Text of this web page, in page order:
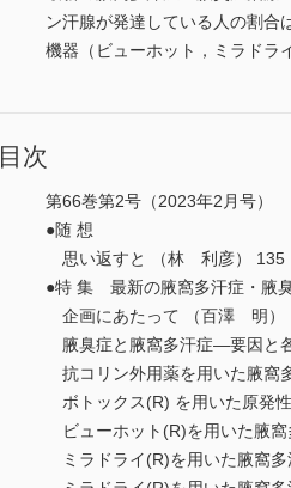
ン汗腺が発達している人の割合
機器（ビューホット，ミラドラ
目次
第66巻第2号（2023年2月号）
●随 想
思い返すと （林 利彦） 135
●特 集 最新の腋窩多汗症・腋
企画にあたって （百澤 明）
腋臭症と腋窩多汗症―要因と
抗コリン外用薬を用いた腋窩
ボトックス(R) を用いた原発
ビューホット(R)を用いた腋
ミラドライ(R)を用いた腋窩